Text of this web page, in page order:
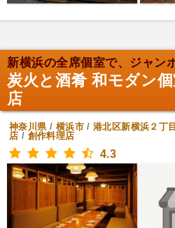
炭火と酒肴 和モダン
店
神奈川県/ 横浜市/港北区新横浜２丁目
店 / 創作料理店
4.3